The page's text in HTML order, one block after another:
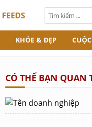
FEEDS
KHỎE & ĐẸP
CÓ THỂ BẠN QUAN